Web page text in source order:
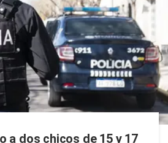
a dos chicos de 15 y 17